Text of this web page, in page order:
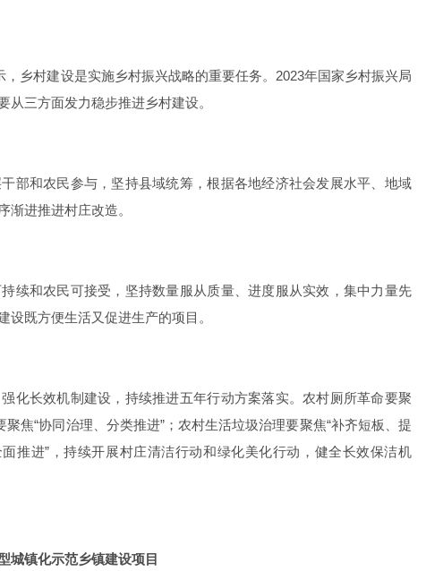
乡村建设是实施乡村振兴战略的重要任务。2023年国家乡村振兴局
三方面发力稳步推进乡村建设。
部和农民参与，坚持县域统筹，根据各地经济社会发展水平、地域
渐进推进村庄改造。
续和农民可接受，坚持数量服从质量、进度服从实效，集中力量先
既方便生活又促进生产的项目。
化长效机制建设，持续推进五年行动方案落实。农村厕所革命要聚
焦“协同治理、分类推进”；农村生活垃圾治理要聚焦“补齐短板、提
推进”，持续开展村庄清洁行动和绿化美化行动，健全长效保洁机
城镇化示范乡镇建设项目